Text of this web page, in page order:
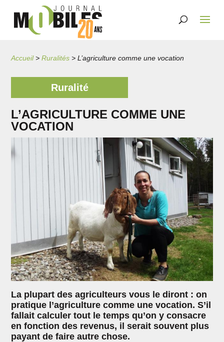
Accueil>Ruralités >L’agriculture comme une vocation
Ruralité
L’AGRICULTURE COMME UNE
VOCATION
La plupart des agriculteurs vous le diront : on
pratique l’agriculture comme une vocation. S’il
fallait calculer tout le temps qu’on y consacre
en fonction des revenus, il serait souvent plus
payant de faire autre chose.